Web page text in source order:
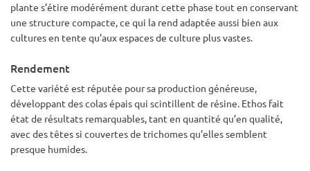
plante s’étire modérément durant cette phase tout en conservant
une structure compacte, ce qui la rend adaptée aussi bien aux
cultures en tente qu’aux espaces de culture plus vastes.
Rendement
Cette variété est réputée pour sa production généreuse,
développant des colas épais qui scintillent de résine. Ethos fait
état de résultats remarquables, tant en quantité qu’en qualité,
avec des têtes si couvertes de trichomes qu’elles semblent
presque humides.